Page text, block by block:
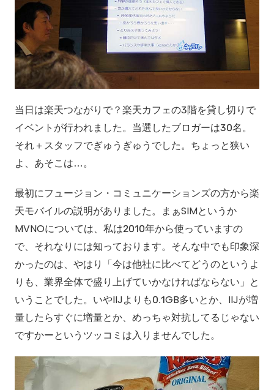
当日は楽天つながりで？楽天カフェの3階を貸し切りで
イベントが行われました。当選したブロガーは30名。
それ＋スタッフでぎゅうぎゅうでした。ちょっと狭い
よ、あそこは…。
最初にフュージョン・コミュニケーションズの方から楽
天モバイルの説明がありました。まぁSIMというか
MVNOについては、私は2010年から使っていますの
で、それなりには知っております。そんな中でも印象深
かったのは、やはり「今は他社に比べてどうのというよ
りも、業界全体で盛り上げていかなければならない」と
いうことでした。いやIIJよりも0.1GB多いとか、IIJが増
量したらすぐに増量とか、めっちゃ対抗してるじゃない
ですかーというツッコミは入りませんでした。